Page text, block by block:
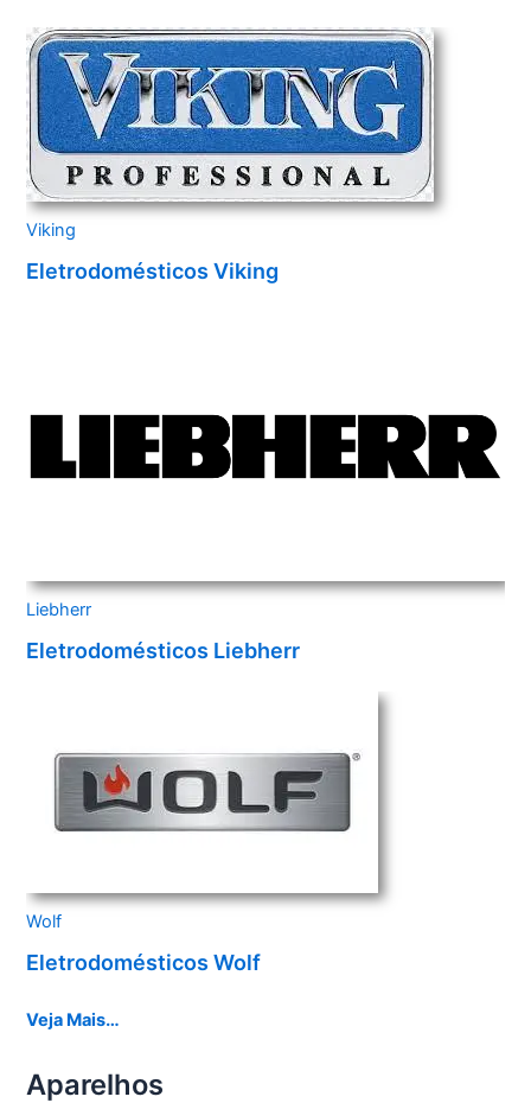
Viking
Eletrodomésticos Viking
Liebherr
Eletrodomésticos Liebherr
Wolf
Eletrodomésticos Wolf
Veja Mais…
Aparelhos